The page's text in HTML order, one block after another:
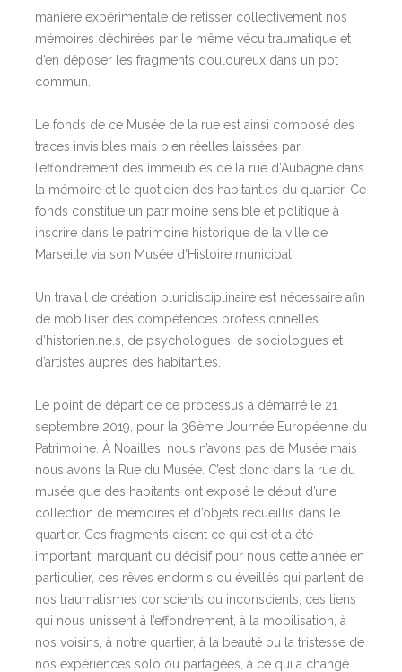
manière expérimentale de retisser collectivement nos
mémoires déchirées par le même vécu traumatique et
d’en déposer les fragments douloureux dans un pot
commun.
Le fonds de ce Musée de la rue est ainsi composé des
traces invisibles mais bien réelles laissées par
l’effondrement des immeubles de la rue d’Aubagne dans
la mémoire et le quotidien des habitant.es du quartier. Ce
fonds constitue un patrimoine sensible et politique à
inscrire dans le patrimoine historique de la ville de
Marseille via son Musée d’Histoire municipal.
Un travail de création pluridisciplinaire est nécessaire afin
de mobiliser des compétences professionnelles
d’historien.ne.s, de psychologues, de sociologues et
d’artistes auprès des habitant.es.
Le point de départ de ce processus a démarré le 21
septembre 2019, pour la 36ème Journée Européenne du
Patrimoine. À Noailles, nous n’avons pas de Musée mais
nous avons la Rue du Musée. C’est donc dans la rue du
musée que des habitants ont exposé le début d’une
collection de mémoires et d’objets recueillis dans le
quartier. Ces fragments disent ce qui est et a été
important, marquant ou décisif pour nous cette année en
particulier, ces rêves endormis ou éveillés qui parlent de
nos traumatismes conscients ou inconscients, ces liens
qui nous unissent à l’effondrement, à la mobilisation, à
nos voisins, à notre quartier, à la beauté ou la tristesse de
nos expériences solo ou partagées, à ce qui a changé